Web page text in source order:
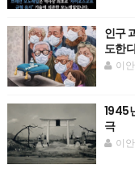
인구
도한
이안
1945
극
이안